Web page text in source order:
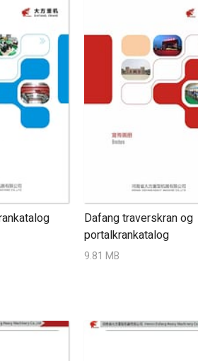
Dafang traverskran og
portalkrankatalog
9.81 MB